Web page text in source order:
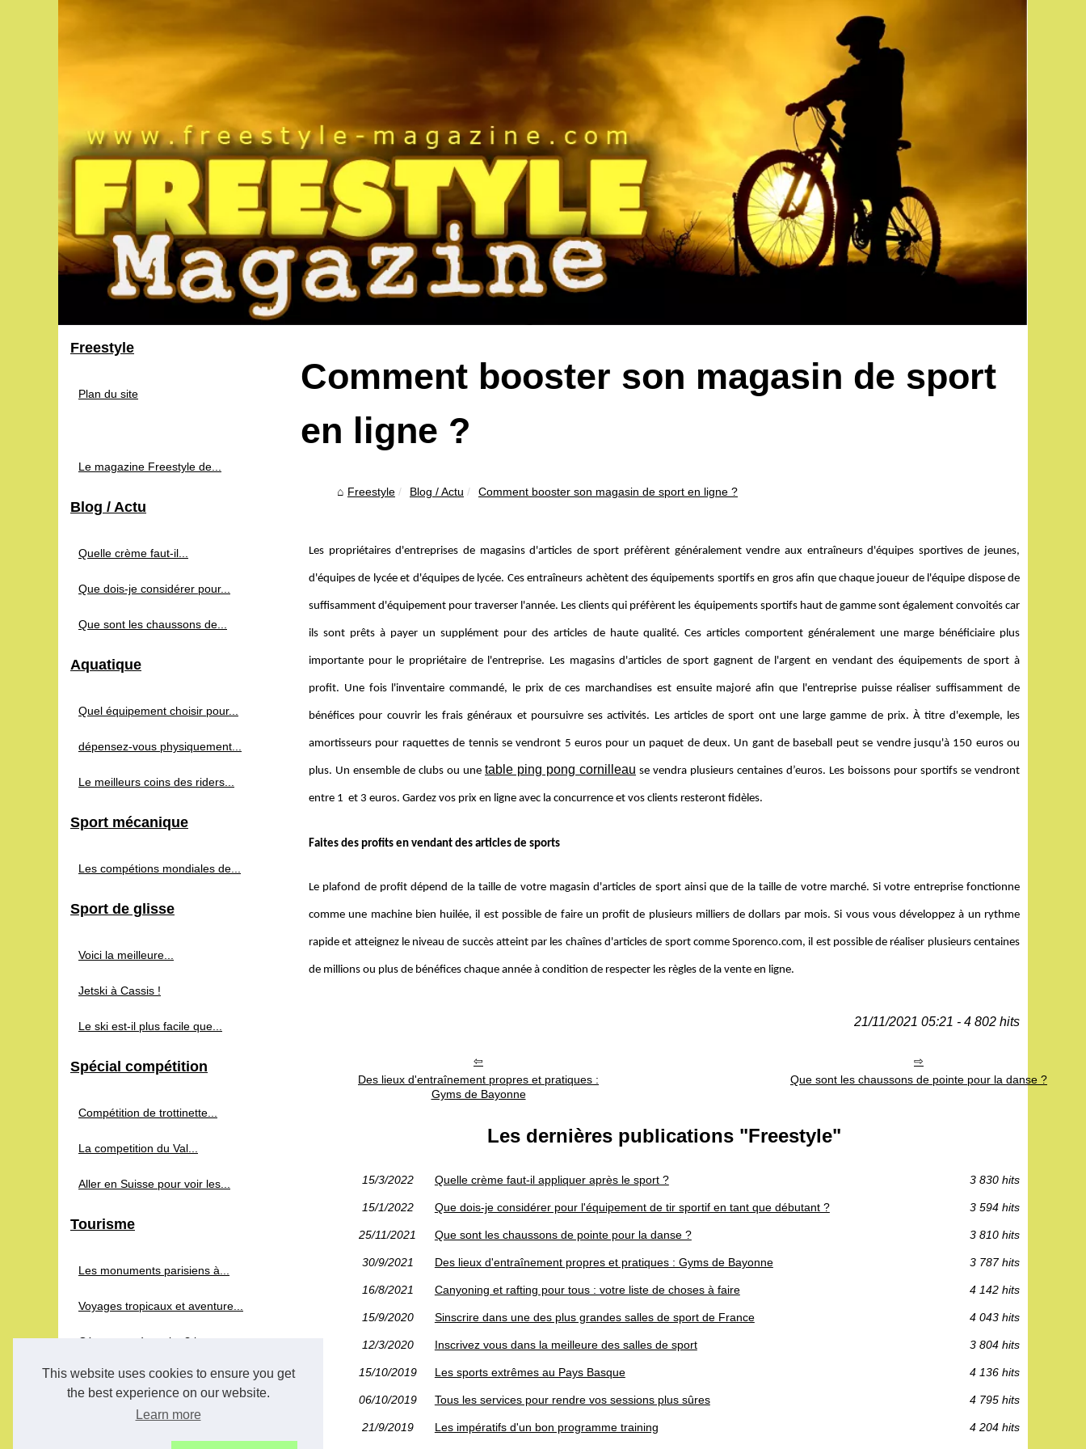
This website uses cookies to ensure you get
the best experience on our website.
Learn more
Comment booster son magasin de sport
en ligne ?
Freestyle Blog / Actu Comment booster son magasin de sport en ligne ?
Les propriétaires d'entreprises de magasins d'articles de sport préfèrent généralement vendre aux entraîneurs d'équipes sportives de jeunes,
d'équipes de lycée et d'équipes de lycée. Ces entraîneurs achètent des équipements sportifs en gros afin que chaque joueur de l'équipe dispose de
suffisamment d'équipement pour traverser l'année. Les clients qui préfèrent les équipements sportifs haut de gamme sont également convoités car
ils sont prêts à payer un supplément pour des articles de haute qualité. Ces articles comportent généralement une marge bénéficiaire plus
importante pour le propriétaire de l'entreprise. Les magasins d'articles de sport gagnent de l'argent en vendant des équipements de sport à
profit. Une fois l'inventaire commandé, le prix de ces marchandises est ensuite majoré afin que l'entreprise puisse réaliser suffisamment de
bénéfices pour couvrir les frais généraux et poursuivre ses activités. Les articles de sport ont une large gamme de prix. À titre d'exemple, les
amortisseurs pour raquettes de tennis se vendront 5 euros pour un paquet de deux. Un gant de baseball peut se vendre jusqu'à 150 euros ou
plus. Un ensemble de clubs ou une table ping pong cornilleau se vendra plusieurs centaines d’euros. Les boissons pour sportifs se vendront
entre 1 et 3 euros. Gardez vos prix en ligne avec la concurrence et vos clients resteront fidèles.
Faites des profits en vendant des articles de sports
Le plafond de profit dépend de la taille de votre magasin d'articles de sport ainsi que de la taille de votre marché. Si votre entreprise fonctionne
comme une machine bien huilée, il est possible de faire un profit de plusieurs milliers de dollars par mois. Si vous vous développez à un rythme
rapide et atteignez le niveau de succès atteint par les chaînes d'articles de sport comme Sporenco.com, il est possible de réaliser plusieurs centaines
de millions ou plus de bénéfices chaque année à condition de respecter les règles de la vente en ligne.
21/11/2021 05:21 - 4 802 hits
Des lieux d'entraînement propres et pratiques :
Gyms de Bayonne
Que sont les chaussons de pointe pour la danse ?
Les dernières publications "Freestyle"
15/3/2022 Quelle crème faut-il appliquer après le sport ? 3 830 hits
15/1/2022 Que dois-je considérer pour l'équipement de tir sportif en tant que débutant ? 3 594 hits
25/11/2021 Que sont les chaussons de pointe pour la danse ? 3 810 hits
30/9/2021 Des lieux d'entraînement propres et pratiques : Gyms de Bayonne 3 787 hits
16/8/2021 Canyoning et rafting pour tous : votre liste de choses à faire 4 142 hits
15/9/2020 Sinscrire dans une des plus grandes salles de sport de France 4 043 hits
12/3/2020 Inscrivez vous dans la meilleure des salles de sport 3 804 hits
15/10/2019 Les sports extrêmes au Pays Basque 4 136 hits
06/10/2019 Tous les services pour rendre vos sessions plus sûres 4 795 hits
21/9/2019 Les impératifs d'un bon programme training 4 204 hits
Freestyle
Plan du site
Le magazine Freestyle de...
Blog / Actu
Quelle crème faut-il...
Que dois-je considérer pour...
Que sont les chaussons de...
Aquatique
Quel équipement choisir pour...
dépensez-vous physiquement...
Le meilleurs coins des riders...
Sport mécanique
Les compétions mondiales de...
Sport de glisse
Voici la meilleure...
Jetski à Cassis !
Le ski est-il plus facile que...
Spécial compétition
Compétition de trottinette...
La competition du Val...
Aller en Suisse pour voir les...
Tourisme
Les monuments parisiens à...
Voyages tropicaux et aventure...
Où manger à anglet ? le...